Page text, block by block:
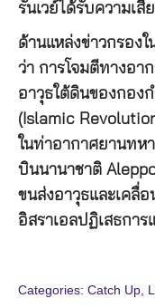
รันเวย์ได้รับความเ
ด้านแหล่งข่าวกรอง
ว่า การโจมตีทางอา
อาวุธใต้ดินของกอง
(Islamic
ในท่าอากาศยานทห
บินนานาชาติ
ขนส่งอาวุธและเคลื่
อิสราเอลปฏิเสธกา
Categories: Catch Up